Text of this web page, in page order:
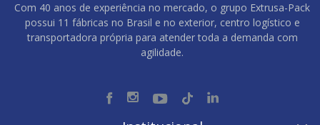
Com 40 anos de experiência no mercado, o grupo Extrusa-Pack
possui 11 fábricas no Brasil e no exterior, centro logístico e
transportadora própria para atender toda a demanda com
agilidade.